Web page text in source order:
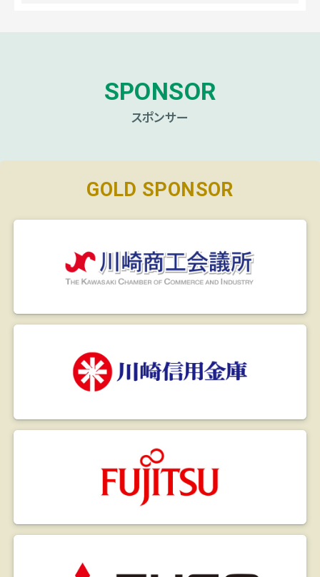
SPONSOR
スポンサー
GOLD SPONSOR